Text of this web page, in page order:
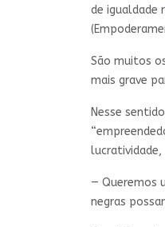
de igualdade
São muitos
mais grave
Nesse
— Queremos
negras